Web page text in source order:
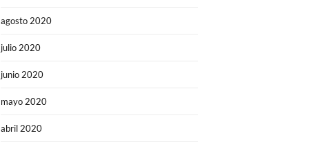
agosto 2020
julio 2020
junio 2020
mayo 2020
abril 2020